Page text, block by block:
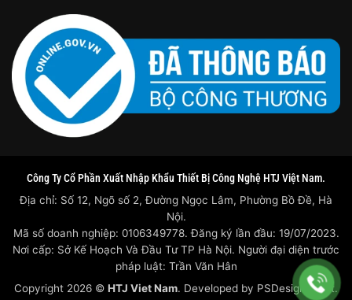
Công Ty Cổ Phần Xuất Nhập Khẩu Thiết Bị Công Nghệ HTJ Việt Nam.
Địa chỉ: Số 12, Ngõ số 2, Đường Ngọc Lâm, Phường Bồ Đề, Hà
Nội.
Mã số doanh nghiệp: 0106349778. Đăng ký lần đầu: 19/07/2023.
Nơi cấp: Sở Kế Hoạch Và Đầu Tư TP Hà Nội. Người đại diện trước
pháp luật: Trần Văn Hân
Copyright 2026 © HTJ Viet Nam. Developed by PSDesigner.net.